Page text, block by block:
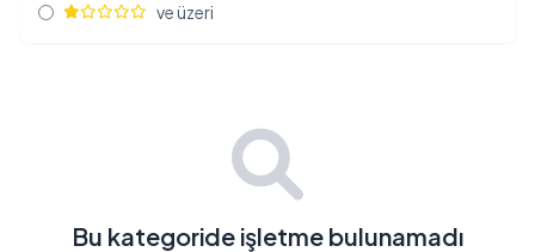
ve üzeri
Bu kategoride işletme bulunamadı